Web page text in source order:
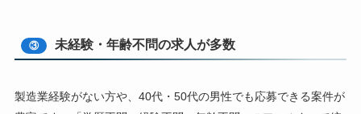
③ 未経験・年齢不問の求人が多数
製造業経験がない方や、40代・50代の男性でも応募できる案件が